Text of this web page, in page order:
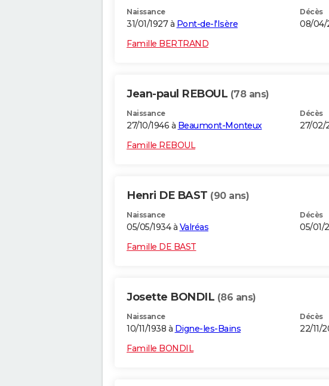
Naissance
31/01/1927 à Pont-de-l'Isère
Décès
08/04/
Famille BERTRAND
Jean-paul REBOUL (78 ans)
Naissance
27/10/1946 à Beaumont-Monteux
Décès
27/02/
Famille REBOUL
Henri DE BAST (90 ans)
Naissance
05/05/1934 à Valréas
Décès
05/01/
Famille DE BAST
Josette BONDIL (86 ans)
Naissance
10/11/1938 à Digne-les-Bains
Décès
22/11/
Famille BONDIL